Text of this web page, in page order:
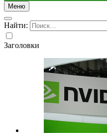
Меню
Найти:
Заголовки